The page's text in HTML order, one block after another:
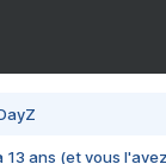
13 ans (et vous